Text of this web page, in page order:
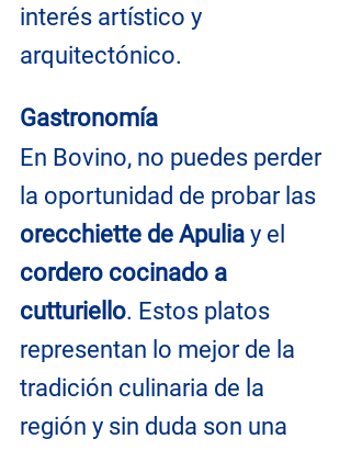
interés artístico y
arquitectónico.
Gastronomía
En Bovino, no puedes perder
la oportunidad de probar las
orecchiette de Apulia y el
cordero cocinado a
cutturiello. Estos platos
representan lo mejor de la
tradición culinaria de la
región y sin duda son una